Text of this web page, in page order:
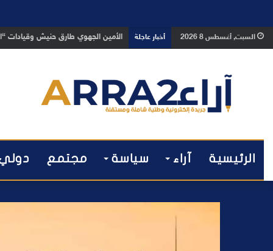
السبت, أغسطس 8 2026 أخبار عاجلة بعد تداول فيديو يوثق العملية..
الرئيسية آراء سياسة مجتمع